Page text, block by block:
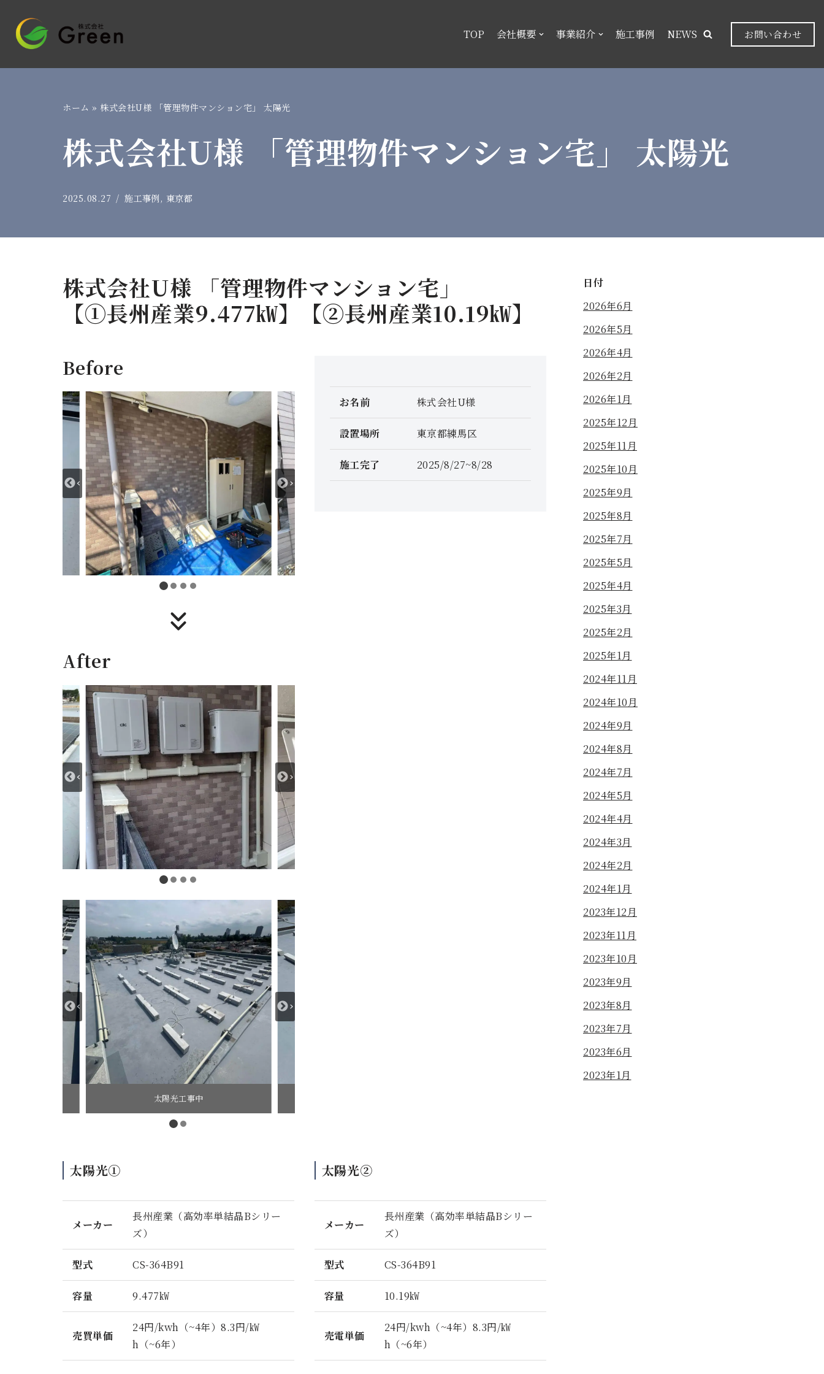
コ
テ
TOP 会社概要 事業紹介 施工事例 NEWS お問い合わせ
ホーム » 株式会社U様 「管理物件マンション宅」 太陽光
株式会社U様 「管理物件マンション宅」 太陽光
2025.08.27 施工事例, 東京都
株式会社U様 「管理物件マンション宅」
【①長州産業9.477㎾】【②長州産業10.19㎾】
Before
After
太陽光工事中
お名前 株式会社U様
設置場所 東京都練馬区
施工完了 2025/8/27~8/28
太陽光①
メーカー
長州産業（高効率単結晶Bシリー
ズ）
型式 CS-364B91
容量 9.477㎾
売買単価
24円/kwh（~4年）8.3円/㎾
h（~6年）
太陽光②
メーカー
長州産業（高効率単結晶Bシリー
ズ）
型式 CS-364B91
容量 10.19㎾
売電単価
24円/kwh（~4年）8.3円/㎾
h（~6年）
日付
2026年6月
2026年5月
2026年4月
2026年2月
2026年1月
2025年12月
2025年11月
2025年10月
2025年9月
2025年8月
2025年7月
2025年5月
2025年4月
2025年3月
2025年2月
2025年1月
2024年11月
2024年10月
2024年9月
2024年8月
2024年7月
2024年5月
2024年4月
2024年3月
2024年2月
2024年1月
2023年12月
2023年11月
2023年10月
2023年9月
2023年8月
2023年7月
2023年6月
2023年1月